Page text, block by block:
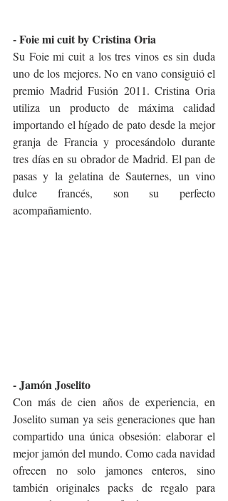
- Foie mi cuit by Cristina Oria
Su Foie mi cuit a los tres vinos es sin duda
uno de los mejores. No en vano consiguió el
premio Madrid Fusión 2011. Cristina Oria
utiliza un producto de máxima calidad
importando el hígado de pato desde la mejor
granja de Francia y procesándolo durante
tres días en su obrador de Madrid. El pan de
pasas y la gelatina de Sauternes, un vino
dulce francés, son su perfecto
acompañamiento.
- Jamón Joselito
Con más de cien años de experiencia, en
Joselito suman ya seis generaciones que han
compartido una única obsesión: elaborar el
mejor jamón del mundo. Como cada navidad
ofrecen no solo jamones enteros, sino
también originales packs de regalo para